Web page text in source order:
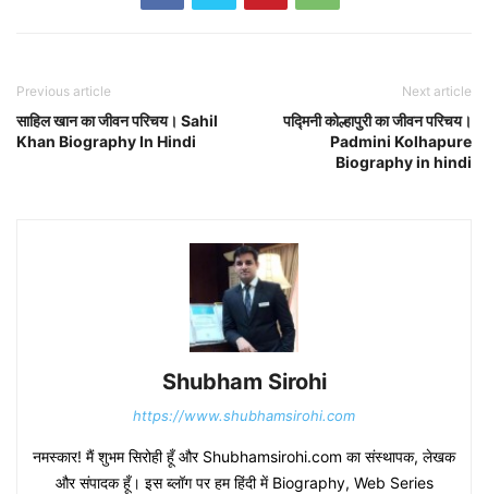
Previous article
साहिल खान का जीवन परिचय। Sahil
Khan Biography In Hindi
Next article
पद्मिनी कोल्हापुरी का जीवन परिचय।
Padmini Kolhapure
Biography in hindi
Shubham Sirohi
https://www.shubhamsirohi.com
नमस्कार! मैं शुभम सिरोही हूँ और Shubhamsirohi.com का संस्थापक, लेखक
और संपादक हूँ। इस ब्लॉग पर हम हिंदी में Biography, Web Series